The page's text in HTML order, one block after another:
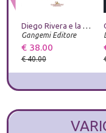
Diego Rivera e la costruzione dell'arte moderna in Messico nel XX secolo
Gangemi Editore
€ 38.00
€ 40.00